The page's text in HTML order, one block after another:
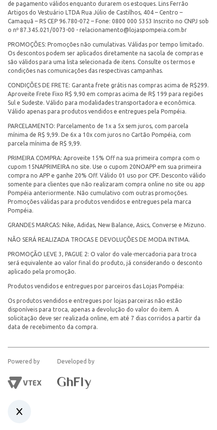
de pagamento válidos enquanto durarem os estoques. Lins Ferrão
Artigos do Vestuário LTDA Rua Júlio de Castilhos, 404 – Centro –
Camaquã – RS CEP 96.780-072 – Fone: 0800 000 5353 Inscrito no CNPJ sob
o nº 87.345.021/0073-00 - relacionamento@lojaspompeia.com.br
PROMOÇÕES: Promoções não cumulativas. Válidas por tempo limitado.
Os descontos podem ser aplicados diretamente na sacola de compras e
são válidos para uma lista selecionada de itens. Consulte os termos e
condições nas comunicações das respectivas campanhas.
CONDIÇÕES DE FRETE: Garanta frete grátis nas compras acima de R$299.
Aproveite Frete Fixo R$ 9,90 em compras acima de R$ 199 para regiões
Sul e Sudeste. Válido para modalidades transportadora e econômica.
Válido apenas para produtos vendidos e entregues pela Pompéia.
PARCELAMENTO: Parcelamento de 1x a 5x sem juros, com parcela
mínima de R$ 9,99. De 6x a 10x com juros no Cartão Pompéia, com
parcela mínima de R$ 9,99.
PRIMEIRA COMPRA: Aproveite 15% Off na sua primeira compra com o
cupom 15NAPRIMEIRA no site. Use o cupom 20NOAPP em sua primeira
compra no APP e ganhe 20% Off. Válido 01 uso por CPF. Desconto válido
somente para clientes que não realizaram compra online no site ou app
Pompéia anteriormente. Não cumulativo com outras promoções.
Promoções válidas para produtos vendidos e entregues pela marca
Pompéia.
GRANDES MARCAS: Nike, Adidas, New Balance, Asics, Converse e Mizuno.
NÃO SERÁ REALIZADA TROCAS E DEVOLUÇÕES DE MODA INTIMA.
PROMOÇÃO LEVE 3, PAGUE 2: O valor do vale-mercadoria para troca
será equivalente ao valor final do produto, já considerando o desconto
aplicado pela promoção.
Produtos vendidos e entregues por parceiros das Lojas Pompéia:
Os produtos vendidos e entregues por lojas parceiras não estão
disponíveis para troca, apenas a devolução do valor do item. A
solicitação deve ser realizada online, em até 7 dias corridos a partir da
data de recebimento da compra.
Powered by Developed by